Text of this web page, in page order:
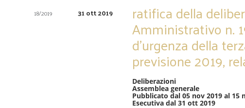
18/2019 31 ott 2019 ratifica della
Amministrativo n.
d’urgenza della
previsione 2019,
Deliberazioni
Assemblea generale
Pubblicato dal 05 nov 2019 al 15
Esecutiva dal 31 ott 2019